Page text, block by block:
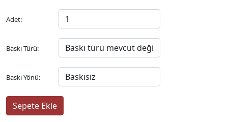
Adet:
Baskı Türü:
Baskı Yönü: